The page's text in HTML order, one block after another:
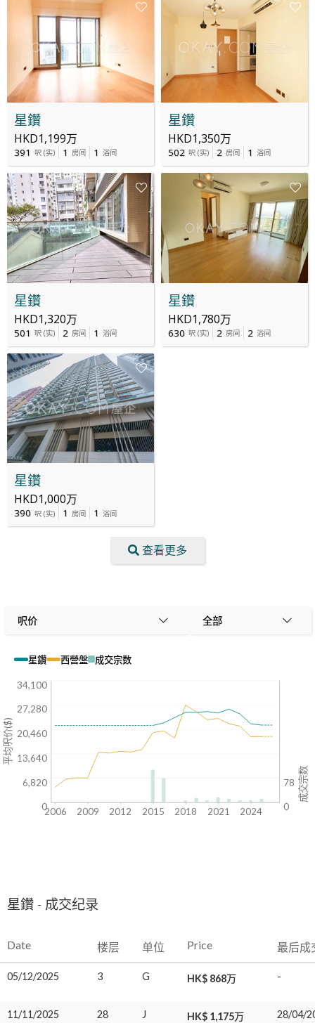
星鑽
HKD1,199万
391 呎 (实) 1 房间 1 浴间
星鑽
HKD1,350万
502 呎 (实) 2 房间 1 浴间
星鑽
HKD1,320万
501 呎 (实) 2 房间 1 浴间
星鑽
HKD1,780万
630 呎 (实) 2 房间 2 浴间
星鑽
HKD1,000万
390 呎 (实) 1 房间 1 浴间
查看更多
呎价 全部
星鑽 西營盤 成交宗数
78
0
2006 2009 2012 2015 2018 2021 2024
成交宗数
34,100
27,280
20,460
13,640
6,820
0
平均呎价($)
星鑽 - 成交纪录
Date 楼层 单位 Price 最后成
05/12/2025 3 G HK$ 868万 -
11/11/2025 28 J HK$ 1,175万 28/04/